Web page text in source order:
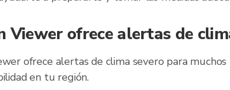
Viewer ofrece alertas de
ofrece alertas de clima severo para
en tu región.